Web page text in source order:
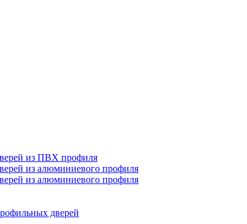
из ПВХ профиля
из алюминиевого профиля
из алюминиевого профиля
дверей